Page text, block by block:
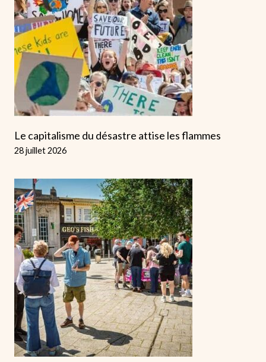
Le capitalisme du désastre attise les flammes
28 juillet 2026